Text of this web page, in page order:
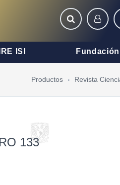
ISI
Productos Revista
133